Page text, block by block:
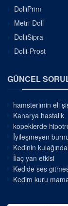
DolliPrim
Metri-Doll
DolliSipra
Dolli-Prost
GÜNCEL
hamsterimin eli
Kanarya hastalık
kopeklerde
İyileşmeyen
Kedinin
İlaç yan etkisi
Kedide ses
Kedim kuru